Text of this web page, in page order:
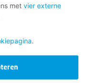
met vier externe
.